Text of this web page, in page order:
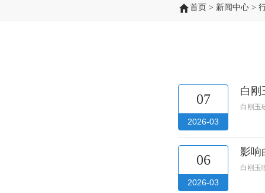
首页 > 新闻中心 >
07
2026-03
白刚
白刚玉
06
2026-03
影响
白刚玉